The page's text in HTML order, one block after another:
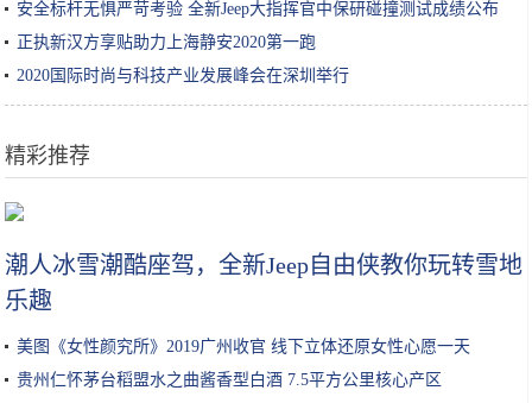
安全标杆无惧严苛考验 全新Jeep大指挥官中保研碰撞测试成绩公布
正执新汉方享贴助力上海静安2020第一跑
2020国际时尚与科技产业发展峰会在深圳举行
精彩推荐
潮人冰雪潮酷座驾，全新Jeep自由侠教你玩转雪地
乐趣
美图《女性颜究所》2019广州收官 线下立体还原女性心愿一天
贵州仁怀茅台稻盟水之曲酱香型白酒 7.5平方公里核心产区